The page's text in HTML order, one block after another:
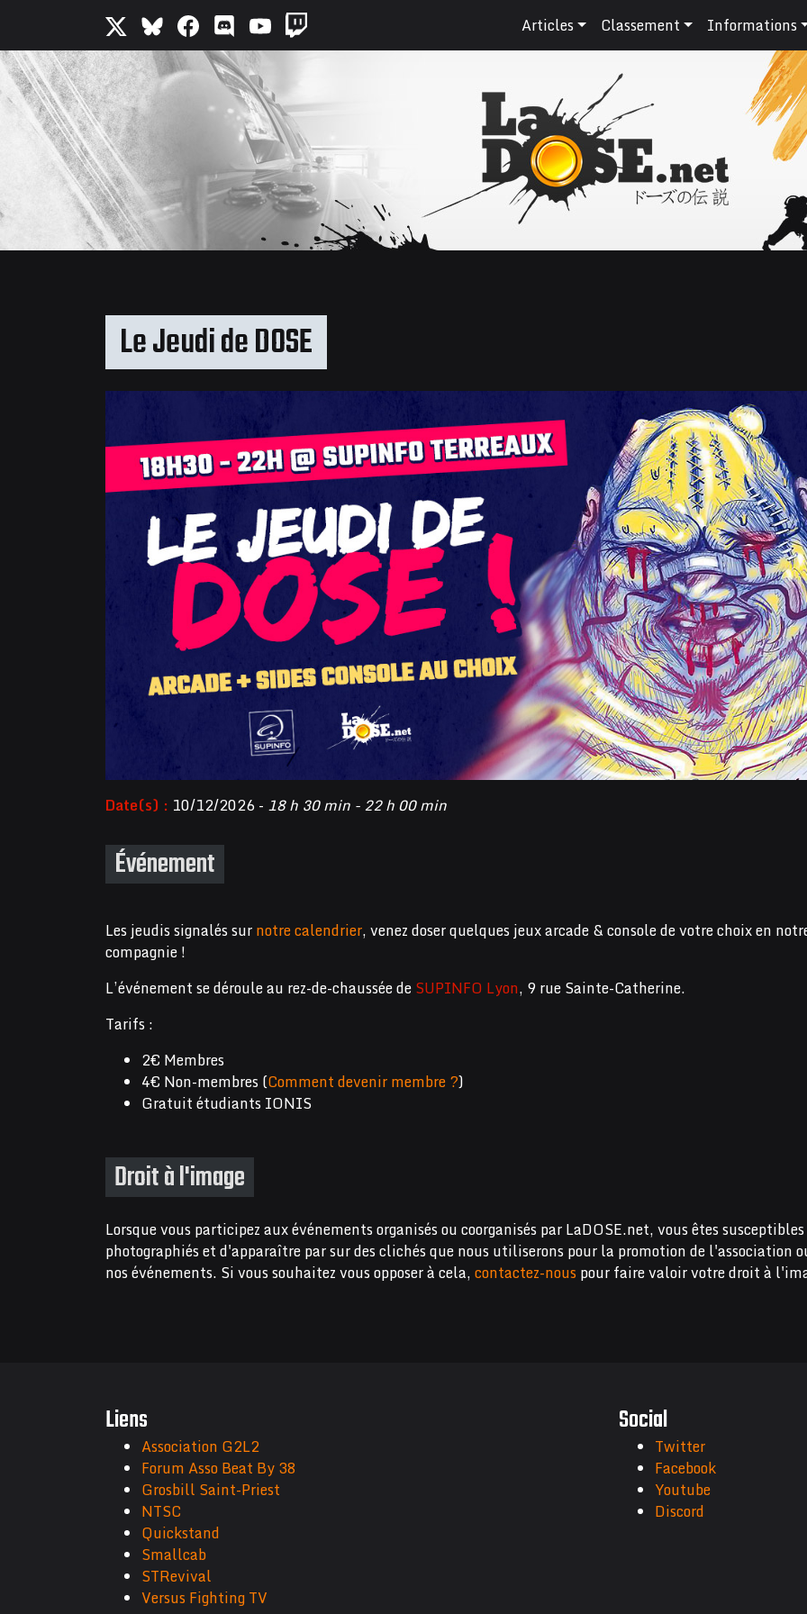
Articles Classement Informations
Le Jeudi de DOSE
Date(s) : 10/12/2026 - 18 h 30 min - 22 h 00 min
Événement
Les jeudis signalés surnotre calendrier, venez doser quelques jeux arcade & console de votre choix en
compagnie !
L’événement se déroule au rez-de-chaussée deSUPINFO Lyon, 9 rue Sainte-Catherine.
Tarifs :
2€ Membres
4€ Non-membres (Comment devenir membre ?)
Gratuit étudiants IONIS
Droit à l'image
Lorsque vous participez aux événements organisés ou coorganisés par LaDOSE.net, vous êtes
photographiés et d'apparaître par sur des clichés que nous utiliserons pour la promotion de l'association
nos événements. Si vous souhaitez vous opposer à cela,contactez-nouspour faire valoir votre droit à
Liens
Association G2L2
Forum Asso Beat By 38
Grosbill Saint-Priest
NTSC
Quickstand
Smallcab
STRevival
Versus Fighting TV
Social
Twitter
Facebook
Youtube
Discord